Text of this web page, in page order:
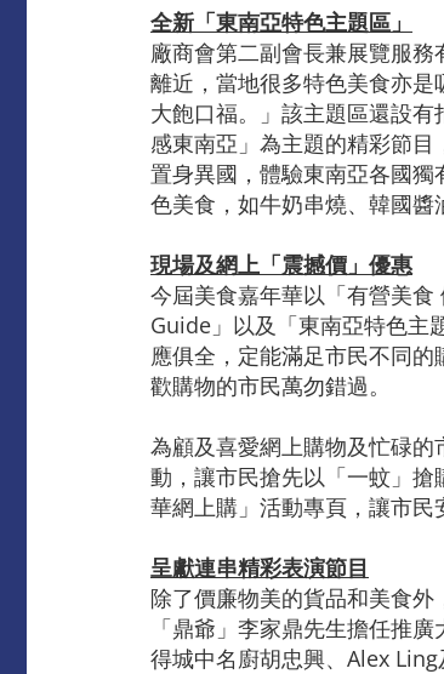
全新「東南亞特色主題區」
廠商會第二副會長兼展覽服
離近，當地很多特色美食亦是
大飽口福。」該主題區還設
感東南亞」為主題的精彩節
置身異國，體驗東南亞各國
色美食，如牛奶串燒、韓國醬
現場及網上「震撼價」優惠
今屆美食嘉年華以「有營美
Guide」以及「東南亞特色主
應俱全，定能滿足市民不同
歡購物的市民萬勿錯過。
為顧及喜愛網上購物及忙碌
動，讓市民搶先以「一蚊」
華網上購」活動專頁，讓市民
呈獻連串精彩表演節目
除了價廉物美的貨品和美食
「鼎爺」李家鼎先生擔任推
得城中名廚胡忠興、Alex Ling